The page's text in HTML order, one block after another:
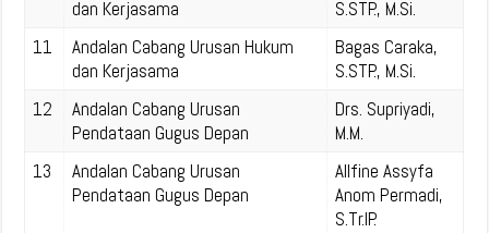
dan Kerjasama
S.STP., M.Si.
11
Andalan Cabang Urusan Hukum
dan Kerjasama
Bagas Caraka,
S.STP., M.Si.
12
Andalan Cabang Urusan
Pendataan Gugus Depan
Drs. Supriyadi,
M.M.
13
Andalan Cabang Urusan
Pendataan Gugus Depan
Allfine Assyfa
Anom Permadi,
S.Tr.IP.